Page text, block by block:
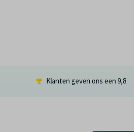
Klanten geven ons een9,8